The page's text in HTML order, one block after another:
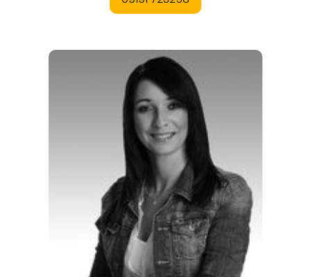
REISEFÜHRER
REISEMAGAZINE
THEMEN
ANGEBOTE